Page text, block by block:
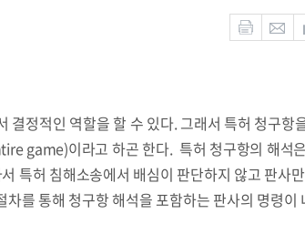
결정적인 역할을 할 수 있다. 그래서 특허 청구항
game)이라고 하곤 한다. 특허 청구항의 해석
특허 침해소송에서 배심이 판단하지 않고 판사
를 통해 청구항 해석을 포함하는 판사의 명령이